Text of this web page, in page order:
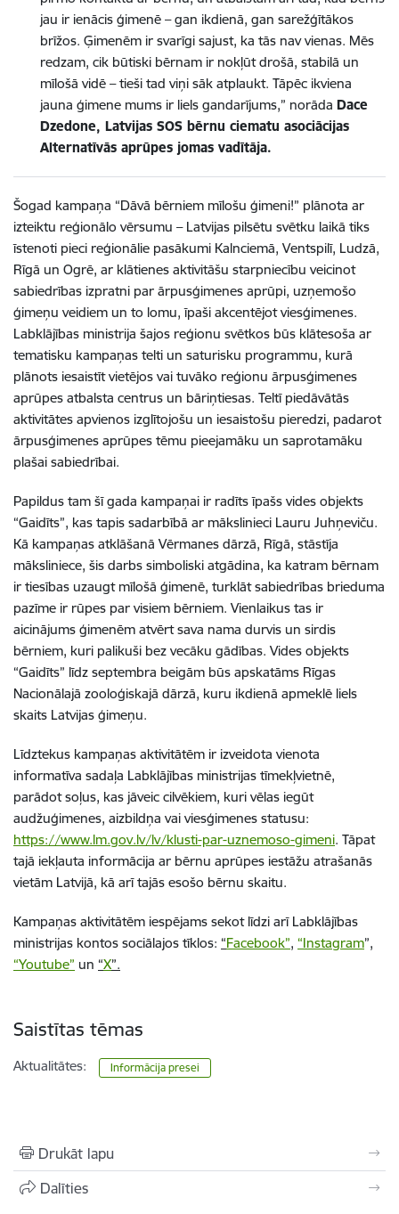
jau ir ienācis ģimenē – gan ikdienā, gan sarežģītākos
brīžos. Ģimenēm ir svarīgi sajust, ka tās nav vienas. Mēs
redzam, cik būtiski bērnam ir nokļūt drošā, stabilā un
mīlošā vidē – tieši tad viņi sāk atplaukt. Tāpēc ikviena
jauna ģimene mums ir liels gandarījums,” norāda Dace
Dzedone, Latvijas SOS bērnu ciematu asociācijas
Alternatīvās aprūpes jomas vadītāja.
Šogad kampaņa “Dāvā bērniem mīlošu ģimeni!” plānota ar
izteiktu reģionālo vērsumu – Latvijas pilsētu svētku laikā tiks
īstenoti pieci reģionālie pasākumi Kalnciemā, Ventspilī, Ludzā,
Rīgā un Ogrē, ar klātienes aktivitāšu starpniecību veicinot
sabiedrības izpratni par ārpusģimenes aprūpi, uzņemošo
ģimeņu veidiem un to lomu, īpaši akcentējot viesģimenes.
Labklājības ministrija šajos reģionu svētkos būs klātesoša ar
tematisku kampaņas telti un saturisku programmu, kurā
plānots iesaistīt vietējos vai tuvāko reģionu ārpusģimenes
aprūpes atbalsta centrus un bāriņtiesas. Teltī piedāvātās
aktivitātes apvienos izglītojošu un iesaistošu pieredzi, padarot
ārpusģimenes aprūpes tēmu pieejamāku un saprotamāku
plašai sabiedrībai.
Papildus tam šī gada kampaņai ir radīts īpašs vides objekts
“Gaidīts”, kas tapis sadarbībā ar mākslinieci Lauru Juhņeviču.
Kā kampaņas atklāšanā Vērmanes dārzā, Rīgā, stāstīja
māksliniece, šis darbs simboliski atgādina, ka katram bērnam
ir tiesības uzaugt mīlošā ģimenē, turklāt sabiedrības brieduma
pazīme ir rūpes par visiem bērniem. Vienlaikus tas ir
aicinājums ģimenēm atvērt sava nama durvis un sirdis
bērniem, kuri palikuši bez vecāku gādības. Vides objekts
“Gaidīts” līdz septembra beigām būs apskatāms Rīgas
Nacionālajā zooloģiskajā dārzā, kuru ikdienā apmeklē liels
skaits Latvijas ģimeņu.
Līdztekus kampaņas aktivitātēm ir izveidota vienota
informatīva sadaļa Labklājības ministrijas tīmekļvietnē,
parādot soļus, kas jāveic cilvēkiem, kuri vēlas iegūt
audžuģimenes, aizbildņa vai viesģimenes statusu:
https://www.lm.gov.lv/lv/klusti-par-uznemoso-gimeni. Tāpat
tajā iekļauta informācija ar bērnu aprūpes iestāžu atrašanās
vietām Latvijā, kā arī tajās esošo bērnu skaitu.
Kampaņas aktivitātēm iespējams sekot līdzi arī Labklājības
ministrijas kontos sociālajos tīklos: “Facebook”, “Instagram”,
“Youtube” un “X”.
Saistītas tēmas
Aktualitātes: Informācija presei
Drukāt lapu
Dalīties